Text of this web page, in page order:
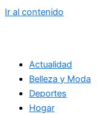
Ir al contenido
Actualidad
Belleza y Moda
Deportes
Hogar